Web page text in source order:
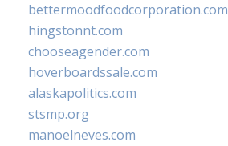
bettermoodfoodcorporation.com
hingstonnt.com
chooseagender.com
hoverboardssale.com
alaskapolitics.com
stsmp.org
manoelneves.com